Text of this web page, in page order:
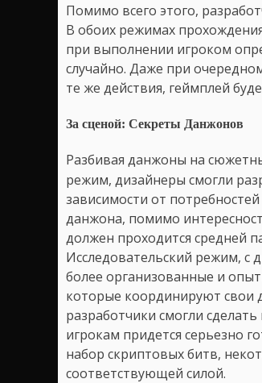
Помимо всего этого,
В обоих режимах
при выполнении игроком
случайно. Даже при
те же действия, геймплей
За сценой: Секреты Данжонов
Разбивая данжоны на
режим, дизайнеры смогли
зависимости от
данжона, помимо
должен проходится средней
Исследовательский режим, с
более организованные и
которые координируют свои
разработчики смогли
игрокам придется серьезно
набор скриптовых битв,
соответствующей силой.